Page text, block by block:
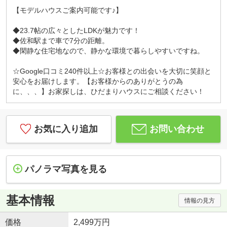
【モデルハウスご案内可能です♪】
◆23.7帖の広々としたLDKが魅力です！
◆佐和駅まで車で7分の距離。
◆閑静な住宅地なので、静かな環境で暮らしやすいですね。
☆Google口コミ240件以上☆お客様との出会いを大切に笑顔と
安心をお届けします。【お客様からのありがとうの為
に、、、】お家探しは、ひだまりハウスにご相談ください！
お気に入り追加 お問い合わせ
パノラマ写真を見る
基本情報 情報の見方
価格 2,499万円